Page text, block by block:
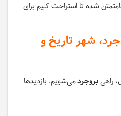
شده تا استراحت کنیم برای
شهر تاریخ و
راهیبروجردمی‌شویم. بازدیدها